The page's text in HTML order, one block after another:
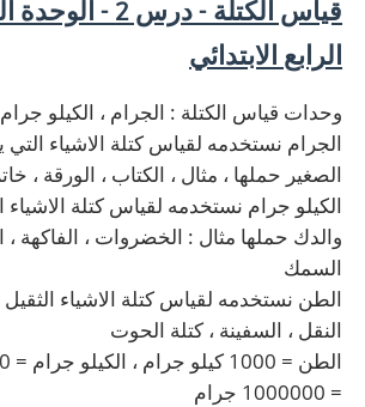
قياس الكتلة - درس
الرابع الابتدائي
وحدات قياس الكتلة : الجرام ، الكيلو
الجرام نستخدمه لقياس كتلة الاشياء
الصغير حملها ، مثال ، الكتاب ، الورقة ،
الكيلو جرام نستخدمه لقياس كتلة
والدك حملها مثال : الخضروات ، الفاكهة ،
السمك
الطن نستخدمه لقياس كتلة الاشياء
النقل ، السفينة ، كتلة الحوت
= 1000000 جرام